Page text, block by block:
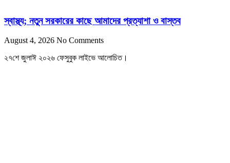
স্বাস্থ্য; নতুন সরকারের কাছে আমাদের প্রত্যাশা ও বাস্তব
August 4, 2026 No Comments
২৭শে জুলাঈ ২০২৬ ফেসুবুক লাইভে আলোচিত।